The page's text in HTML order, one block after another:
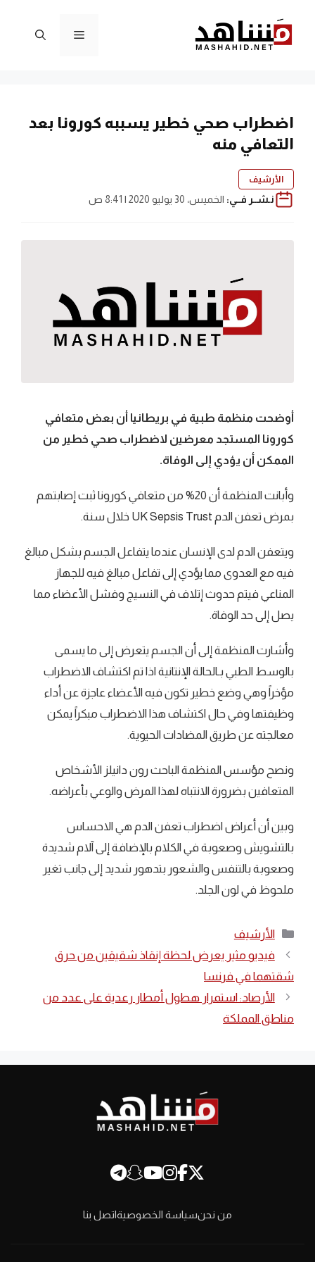
المحتوى
القائمة
اضطراب صحي خطير يسببه كورونا بعد
التعافي منه
الأرشيف
نـشــر فــي: الخميس، 30 يوليو 2020 | 8:41 ص
أوضحت منظمة طبية في بريطانيا أن بعض متعافي
كورونا المستجد معرضين لاضطراب صحي خطير من
الممكن أن يؤدي إلى الوفاة.
وأبانت المنظمة أن 20% من متعافي كورونا ثبت إصابتهم
بمرض تعفن الدم UK Sepsis Trust خلال سنة.
ويتعفن الدم لدى الإنسان عندما يتفاعل الجسم بشكل مبالغ
فيه مع العدوى مما يؤدي إلى تفاعل مبالغ فيه للجهاز
المناعي فيتم حدوث إتلاف في النسيج وفشل الأعضاء مما
يصل إلى حد الوفاة.
وأشارت المنظمة إلى أن الجسم يتعرض إلى ما يسمى
بالوسط الطبي بـالحالة الإنتانية اذا تم اكتشاف الاضطراب
مؤخراً وهي وضع خطير تكون فيه الأعضاء عاجزة عن أداء
وظيفتها وفي حال اكتشاف هذا الاضطراب مبكراً يمكن
معالجته عن طريق المضادات الحيوية.
ونصح مؤسس المنظمة الباحث رون دانيلز الأشخاص
المتعافين بضرورة الانتباه لهذا المرض والوعي بأعراضه.
وبين أن أعراض اضطراب تعفن الدم هي الاحساس
بالتشويش وصعوبة في الكلام بالإضافة إلى آلام شديدة
وصعوبة بالتنفس والشعور بتدهور شديد إلى جانب تغير
ملحوظ في لون الجلد.
التصنيفات
الأرشيف
فيديو مثير يعرض لحظة إنقاذ شقيقين من حرق
شقتهما في فرنسا
الأرصاد: استمرار هطول أمطار رعدية على عدد من
مناطق المملكة
من نحنسياسة الخصوصيةاتصل بنا